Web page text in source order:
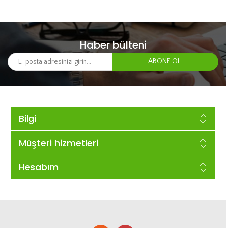
Haber bülteni
Bilgi
Müşteri hizmetleri
Hesabım